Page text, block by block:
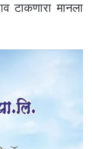
टाकणारा मानला